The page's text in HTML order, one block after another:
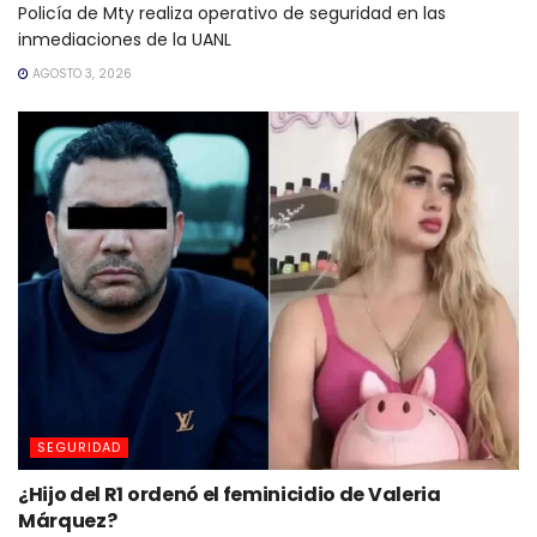
Policía de Mty realiza operativo de seguridad en las
inmediaciones de la UANL
AGOSTO 3, 2026
SEGURIDAD
¿Hijo del R1 ordenó el feminicidio de Valeria
Márquez?